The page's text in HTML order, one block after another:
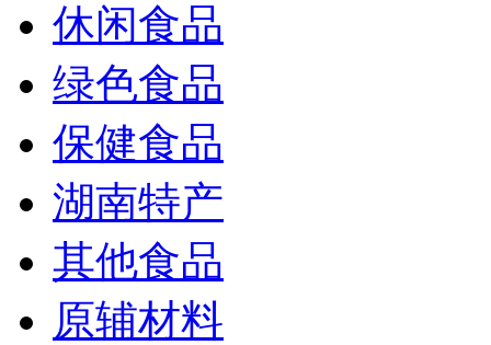
休闲食品
绿色食品
保健食品
湖南特产
其他食品
原辅材料